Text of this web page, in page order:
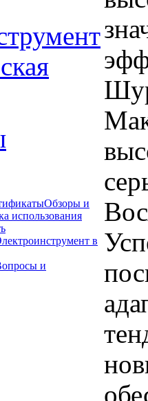
Обзоры и
использования
в
и